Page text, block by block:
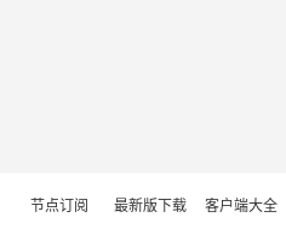
节点订阅 最新版下载 客户端大全